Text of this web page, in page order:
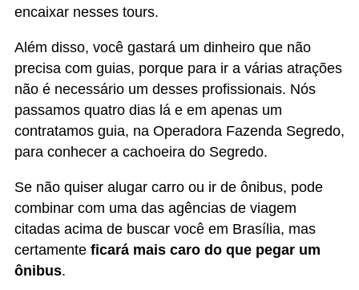
encaixar nesses tours.
Além disso, você gastará um dinheiro que não
precisa com guias, porque para ir a várias atrações
não é necessário um desses profissionais. Nós
passamos quatro dias lá e em apenas um
contratamos guia, na Operadora Fazenda Segredo,
para conhecer a cachoeira do Segredo.
Se não quiser alugar carro ou ir de ônibus, pode
combinar com uma das agências de viagem
citadas acima de buscar você em Brasília, mas
certamente ficará mais caro do que pegar um
ônibus.